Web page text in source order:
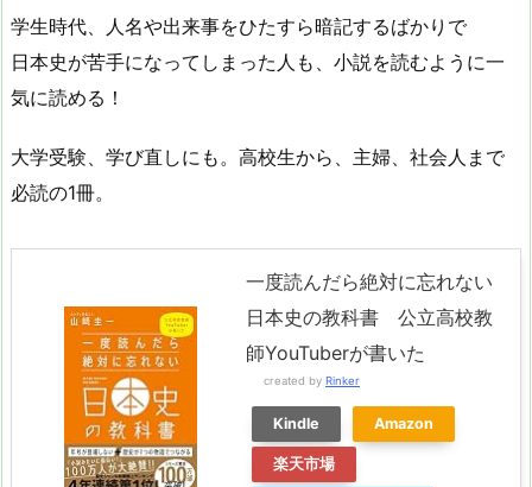
学生時代、人名や出来事をひたすら暗記するばかりで
日本史が苦手になってしまった人も、小説を読むように一
気に読める！
大学受験、学び直しにも。高校生から、主婦、社会人まで
必読の1冊。
一度読んだら絶対に忘れない
日本史の教科書 公立高校教
師YouTuberが書いた
created by Rinker
Kindle Amazon
楽天市場